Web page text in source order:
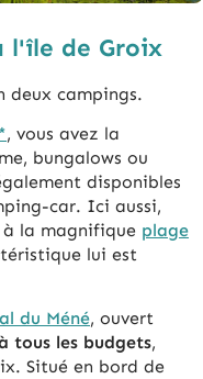
l'île de Groix
deux campings.
, vous avez la
bungalows ou
disponibles
car. Ici aussi,
à la magnifique plage
lui est
du Méné, ouvert
tous les budgets,
Situé en bord de